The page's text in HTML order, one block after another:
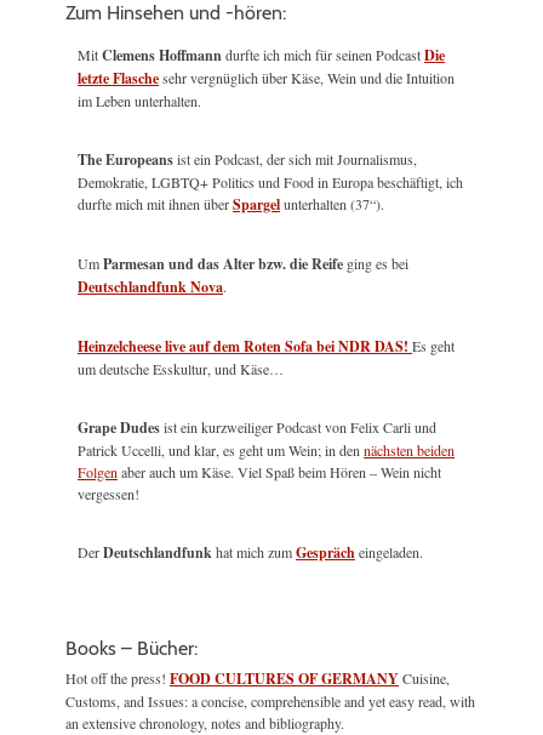
Zum Hinsehen und -hören:
MitClemens Hoffmanndurfte ich mich für seinen PodcastDie
letzte Flaschesehr vergnüglich über Käse, Wein und die Intuition
im Leben unterhalten.
The Europeansist ein Podcast, der sich mit Journalismus,
Demokratie, LGBTQ+ Politics und Food in Europa beschäftigt, ich
durfte mich mit ihnen überSpargelunterhalten (37“).
UmParmesan und das Alter bzw. die Reife ging es bei
Deutschlandfunk Nova.
Heinzelcheese live auf dem Roten Sofa bei NDR DAS! Es geht
um deutsche Esskultur, und Käse…
Grape Dudesist ein kurzweiliger Podcast von Felix Carli und
Patrick Uccelli, und klar, es geht um Wein; in den nächsten beiden
Folgen aber auch um Käse. Viel Spaß beim Hören – Wein nicht
vergessen!
DerDeutschlandfunkhat mich zumGesprächeingeladen.
Books – Bücher:
Hot off the press! FOOD CULTURES OF GERMANYCuisine,
Customs, and Issues: a concise, comprehensible and yet easy read, with
an extensive chronology, notes and bibliography.